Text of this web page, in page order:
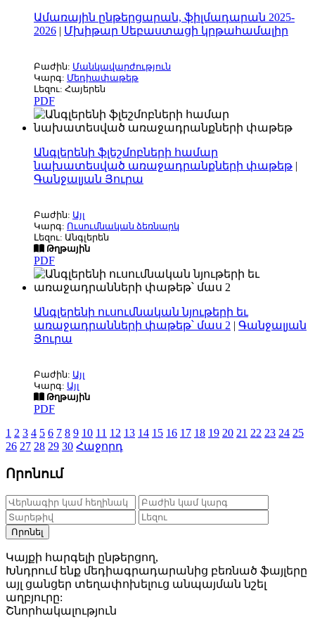
Ամառային ընթերցարան, ֆիլմադարան 2025-
2026 | Մխիթար Սեբաստացի կրթահամալիր
Բաժին: Մանկավարժություն
Կարգ: Մեդիափաթեթ
Լեզու: Հայերեն
PDF
Անգլերենի ֆլեշմոբների համար
նախատեսված առաջադրանքների փաթեթ |
Գանջալյան Յուրա
Բաժին: Այլ
Կարգ: Ուսումնական ձեռնարկ
Լեզու: Անգլերեն
Թղթային
PDF
Անգլերենի ուսումնական նյութերի եւ
առաջադրանների փաթեթ՝ մաս 2 | Գանջալյան
Յուրա
Բաժին: Այլ
Կարգ: Այլ
Թղթային
PDF
1 2 3 4 5 6 7 8 9 10 11 12 13 14 15 16 17 18 19 20 21 22 23 24 25
26 27 28 29 30 Հաջորդ
Որոնում
Որոնել
Կայքի հարգելի ընթերցող,
Խնդրում ենք մեդիագրադարանից բեռնած ֆայլերը
այլ ցանցեր տեղափոխելուց անպայման նշել
աղբյուրը:
Շնորհակալություն